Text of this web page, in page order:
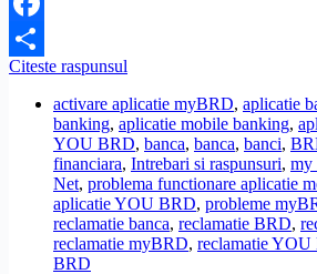
Facebook
Share
Citeste raspunsul
aplicatia
YOU
BRD,
problema
generala.
Cand
se
va
activare aplicatie myBRD, aplicatie
banking, aplicatie mobile banking,
YOU BRD, banca, banca, banci,
financiara, Intrebari si raspunsuri, my
Net, problema functionare aplicatie
aplicatie YOU BRD, probleme
reclamatie banca, reclamatie BRD,
reclamatie myBRD, reclamatie YOU
BRD